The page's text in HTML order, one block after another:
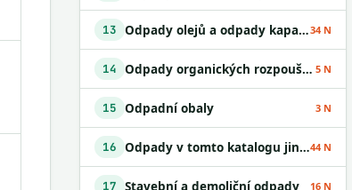
13 Odpady olejů a odpady kapalných paliv34 N
14 Odpady organických rozpouštědel 5 N
15 Odpadní obaly 3 N
16 Odpady v tomto katalogu jinak neurčené44 N
17 Stavební a demoliční odpady 16 N